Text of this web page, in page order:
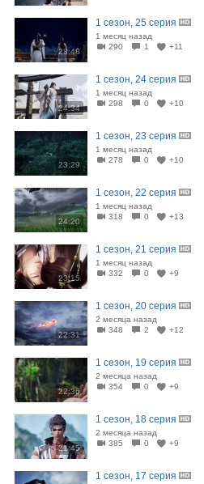
23:48
1 сезон, 25 серия
1 месяц назад
290
1 +11
24:34
1 сезон, 24 серия
1 месяц назад
298
0 +10
23:29
1 сезон, 23 серия
1 месяц назад
278
0 +10
24:20
1 сезон, 22 серия
1 месяц назад
318
0 +13
23:15
1 сезон, 21 серия
1 месяц назад
332
0 +9
22:31
1 сезон, 20 серия
2 месяца назад
348
2 +12
22:36
1 сезон, 19 серия
2 месяца назад
354
0 +9
21:45
1 сезон, 18 серия
2 месяца назад
385
0 +9
1 сезон, 17 серия